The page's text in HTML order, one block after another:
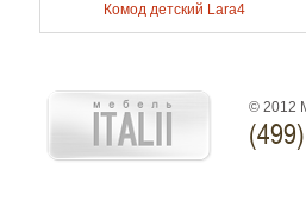
Комод детский Lara4
© 2012